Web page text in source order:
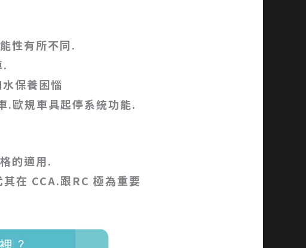
性有所不同.
.
保養困惱
.歐規車具起停系統功能.
的適用.
在 CCA.跟RC 極為重要